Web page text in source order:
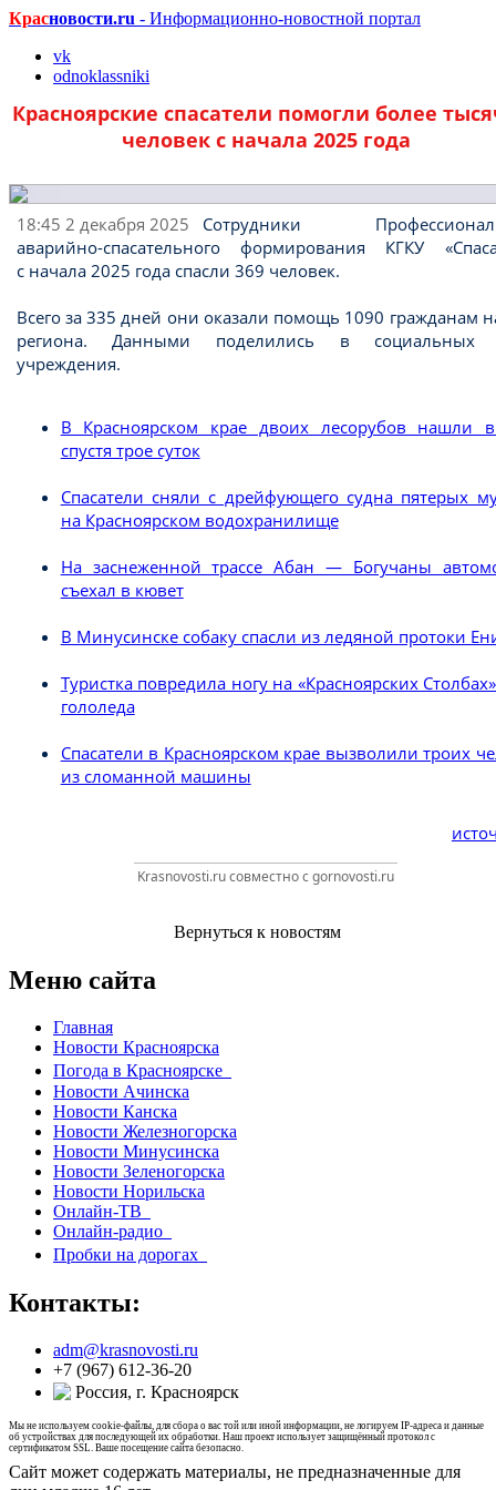
Красновости.ru - Информационно-новостной портал
vk
odnoklassniki
Красноярские спасатели помогли более
человек с начала 2025 года
18:45 2 декабря 2025
Сотрудники
аварийно-спасательного формирования КГКУ
с начала 2025 года спасли 369 человек.
Всего за 335 дней они оказали помощь 1090 гражданам
региона. Данными поделились в социальных
учреждения.
В Красноярском крае двоих лесорубов нашли
спустя трое суток
Спасатели сняли с дрейфующего судна пятерых
на Красноярском водохранилище
На заснеженной трассе Абан — Богучаны
съехал в кювет
В Минусинске собаку спасли из ледяной протоки
Туристка повредила ногу на «Красноярских
гололеда
Спасатели в Красноярском крае вызволили троих
из сломанной машины
Krasnovosti.ru совместно с gornovosti.ru
Вернуться к новостям
Меню сайта
Главная
Новости Красноярска
Погода в Красноярске
Новости Ачинска
Новости Канска
Новости Железногорска
Новости Минусинска
Новости Зеленогорска
Новости Норильска
Онлайн-ТВ
Онлайн-радио
Пробки на дорогах
Контакты:
adm@krasnovosti.ru
+7 (967) 612-36-20
Россия, г. Красноярск
Мы не используем cookie-файлы, для сбора о вас той или иной информации, не логируем IP-адреса и данные
об устройствах для последующей их обработки. Наш проект использует защищённый протокол с
сертификатом SSL. Ваше посещение сайта безопасно.
Сайт может содержать материалы, не предназначенные для